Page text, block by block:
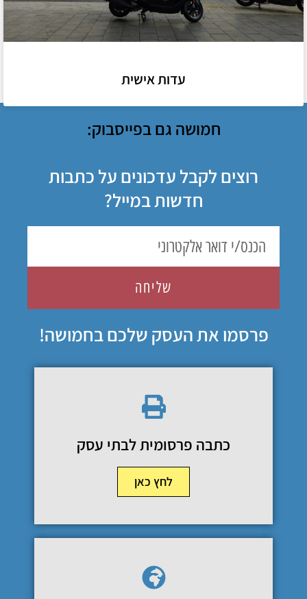
עדות אישית
חמושה גם בפייסבוק:
רוצים לקבל עדכונים על כתבות
חדשות במייל?
שליחה
פרסמו את העסק שלכם בחמושה!
כתבה פרסומית לבתי עסק
לחץ כאן